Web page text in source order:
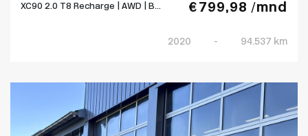
XC90 2.0 T8 Recharge | AWD | B...
€ 799,98 /mnd
2020 - 94.537 km